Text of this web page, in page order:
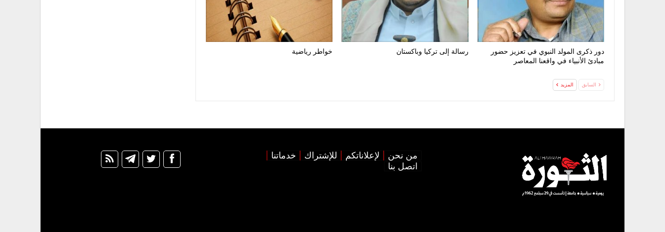
دور ذكرى المولد النبوي في تعزيز حضور
مبادئ الأنبياء في واقعنا المعاصر
رسالة إلى تركيا وباكستان خواطر رياضية
السابق المزيد
من نحن لإعلاناتكم للإشتراك
خدماتنا
اتصل بنا